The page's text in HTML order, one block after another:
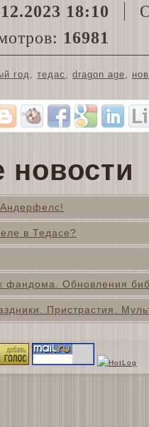
18:10
16981
год, тедас , dragon age,
новости
в Тедасе?
фандома. Обновления
Пристрастия.